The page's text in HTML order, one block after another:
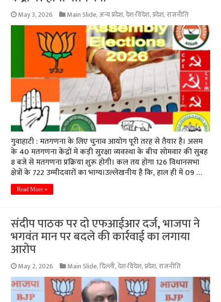
May 3, 2026 Main Slide,अन्य प्रदेश,देश-विदेश,प्रदेश,राजनीति
गुवाहाटी : मतगणना के लिए चुनाव आयोग पूरी तरह से तैयार है। असम
के 40 मतगणना केंद्रों में कड़ी सुरक्षा व्यवस्था के बीच सोमवार की सुबह
8 बजे से मतगणना प्रक्रिया शुरू होगी। कल तय होगा 126 विधानसभा
क्षेत्रों के 722 उम्मीदवारों का भाग्य।उल्लेखनीय है कि, हाल ही में 09 …
Read More »
संदीप पाठक पर दो एफआईआर दर्ज, भाजपा ने
भगवंत मान पर बदले की कार्रवाई का लगाया
आरोप
May 2, 2026 Main Slide,दिल्ली,देश-विदेश,प्रदेश,राजनीति